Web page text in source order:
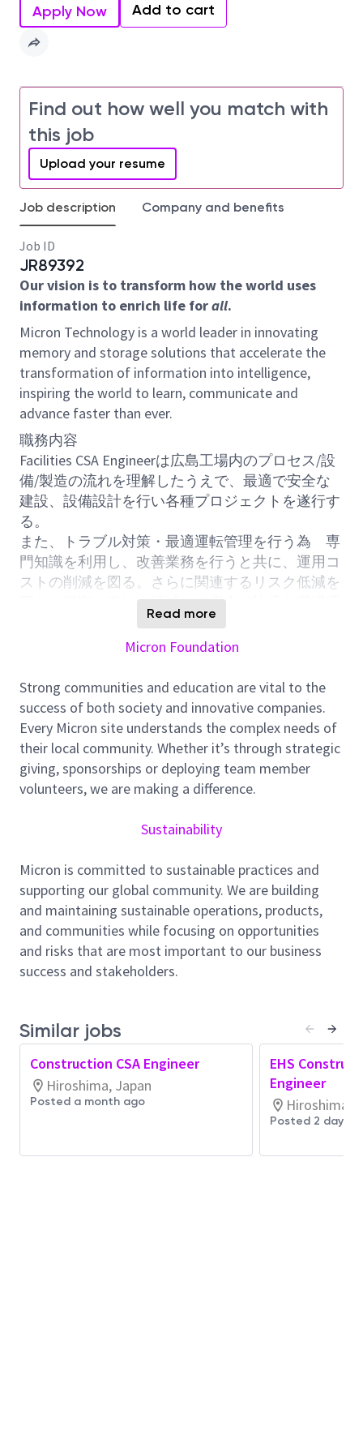
Apply Now Add to cart
Find out how well you match with
this job
Upload your resume
Job description Company and benefits
Job ID
JR89392
Our vision is to transform how the world uses
information to enrich life forall.
Micron Technology is a world leader in innovating
memory and storage solutions that accelerate the
transformation of information into intelligence,
inspiring the world to learn, communicate and
advance faster than ever.
職務内容
Facilities CSA Engineerは広島工場内のプロセス/設
備/製造の流れを理解したうえで、最適で安全な
建設、設備設計を行い各種プロジェクトを遂行す
る。
また、トラブル対策・最適運転管理を行う為 専
門知識を利用し、改善業務を行うと共に、運用コ
ストの削減を図る。さらに関連するリスク低減を
図り、災害・事故を撲滅して安全で快適な職場環
AIを使用しての業務改善改善活動を行う。
具体的な職務
職務として下記業務の推進を行う。
法令を遵守し、安全を考慮した設備計画・設
計の実施
安全衛生基準・環境基準の理解と遵守
技術的将来計画やロードマップについて説明
設計・施工に対する仕様書の作成
プロジェクトマネージメントに従ったプロジ
ェクトの推進 （Scope/Budget/Scheduleの管
理）
設備性能検査方法の決定
カスタマーの要求の把握
トラブル発生時に技術的な対策及び横展開
設備の負荷管理及び設備更新・増設の計画
設備劣化状況の把握及び維持・更新の計画
専門技術・知識の開発、実行、共有
技術レポートの作成・論文の発表
FMEAによるリスク解析
Read more
Micron Foundation
Strong communities and education are vital to the
success of both society and innovative companies.
Every Micron site understands the complex needs of
their local community. Whether it’s through strategic
giving, sponsorships or deploying team member
volunteers, we are making a difference.
Sustainability
Micron is committed to sustainable practices and
supporting our global community. We are building
and maintaining sustainable operations, products,
and communities while focusing on opportunities
and risks that are most important to our business
success and stakeholders.
Similar jobs
Construction CSA Engineer
Hiroshima, Japan
Posted a month ago
EHS
Engineer
Hiroshima,
Posted 2 days